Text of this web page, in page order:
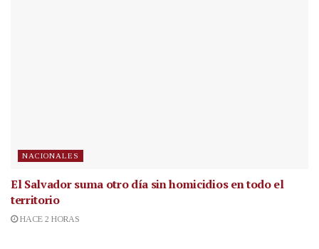
NACIONALES
El Salvador suma otro día sin homicidios en todo el
territorio
HACE 2 HORAS